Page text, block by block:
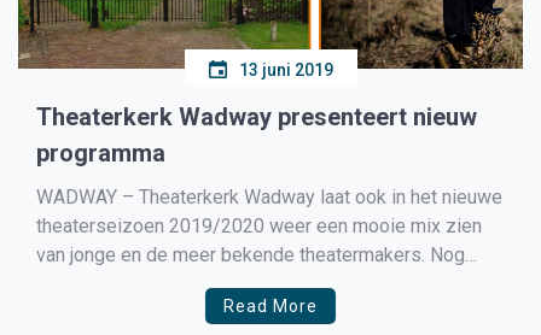
13 juni 2019
Theaterkerk Wadway presenteert nieuw
programma
WADWAY – Theaterkerk Wadway laat ook in het nieuwe
theaterseizoen 2019/2020 weer een mooie mix zien
van jonge en de meer bekende theatermakers. Nog
even voordat u op vakantie gaat wat voorstellingen
boeken? Het kan vanaf heden via de website van
Read More